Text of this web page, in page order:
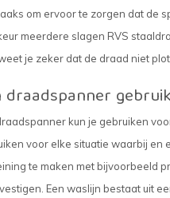
om ervoor te zorgen dat de
meerdere slagen RVS
je zeker dat de draad niet
draadspanner
kun je gebruiken
voor elke situatie waarbij en
te maken met bijvoorbeeld
Een waslijn bestaat uit